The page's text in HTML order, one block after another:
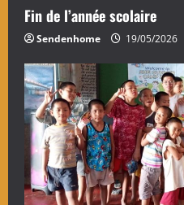
Fin de l’année scolaire
Sendenhome 19/05/2026